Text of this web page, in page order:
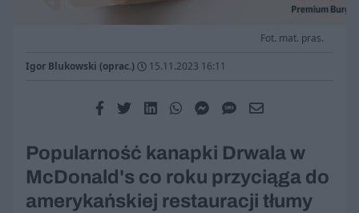
Fot. mat. pras.
Igor Blukowski (oprac.) 15.11.2023 16:11
Popularność kanapki Drwala w
McDonald's co roku przyciąga do
amerykańskiej restauracji tłumy